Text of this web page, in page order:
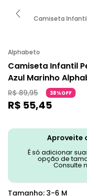
Camiseta
Alphabeto
Alphabeto
Camiseta Infantil
Azul Marinho
R$ 89,95 38%OFF
R$ 55,45
Aproveite
É só adicionar
opção de
Consulte
Tamanho: 3-6 M